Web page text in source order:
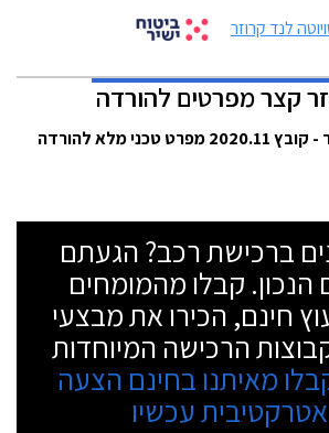
לנד קרוזר
קצר מפרטים להורדה
מלא להורדה
ברכישת רכב? הגעתם
הנכון. קבלו מהמומחים
חינם, הכירו את מבצעי
הרכישה המיוחדות
מאיתנו בחינם הצעה
אטרקטיבית עכשיו